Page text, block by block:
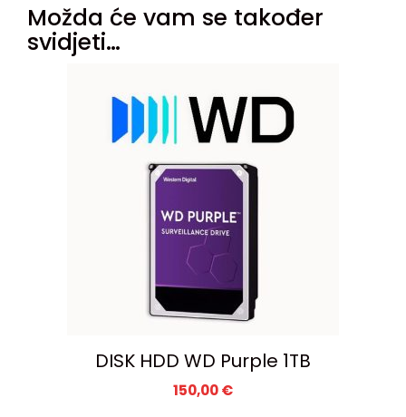
Možda će vam se također
svidjeti…
DISK HDD WD Purple 1TB
150,00€